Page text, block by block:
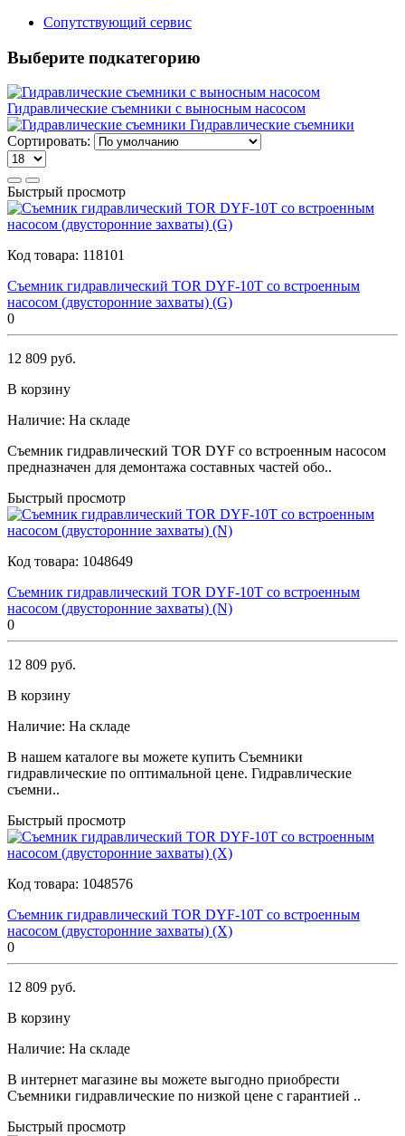
Сопутствующий сервис
Выберите подкатегорию
Гидравлические cъемники с выносным насосом
Гидравлические съемники
Сортировать:
Быстрый просмотр
Код товара: 118101
Съемник гидравлический TOR DYF-10T со встроенным
насосом (двусторонние захваты) (G)
0
12 809 руб.
В корзину
Наличие: На складе
Съемник гидравлический TOR DYF со встроенным насосом
предназначен для демонтажа составных частей обо..
Быстрый просмотр
Код товара: 1048649
Съемник гидравлический TOR DYF-10T со встроенным
насосом (двусторонние захваты) (N)
0
12 809 руб.
В корзину
Наличие: На складе
В нашем каталоге вы можете купить Съемники
гидравлические по оптимальной цене. Гидравлические
съемни..
Быстрый просмотр
Код товара: 1048576
Съемник гидравлический TOR DYF-10T со встроенным
насосом (двусторонние захваты) (X)
0
12 809 руб.
В корзину
Наличие: На складе
В интернет магазине вы можете выгодно приобрести
Съемники гидравлические по низкой цене с гарантией ..
Быстрый просмотр